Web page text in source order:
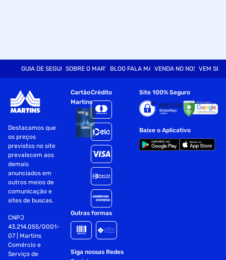
GUIA DE SEGURANÇASOBRE O MARTINSBLOG FALA MARTVENDA NO NOSSO SITE
VEM SER
Destacamos que
os preços
previstos no site
prevalecem aos
demais
anunciados em
outros meios de
comunicação e
sites de buscas.
CNPJ
43.214.055/0001-
07 | Martins
Comércio e
Serviço de
Cartão
Martins
Crédito
Outras formas
Siga nossas Redes
Site 100% Seguro
Baixe o Aplicativo